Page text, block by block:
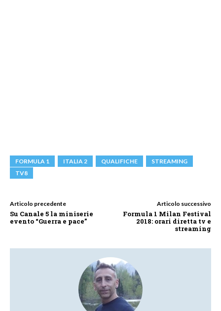
FORMULA 1 ITALIA 2 QUALIFICHE
STREAMING
TV8
Articolo precedente
Su Canale 5 la miniserie
evento “Guerra e pace”
Articolo successivo
Formula 1 Milan Festival
2018: orari diretta tv e
streaming